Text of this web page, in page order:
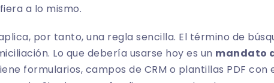
a lo mismo.
por tanto, una regla sencilla. El término de
Lo que debería usarse hoy es un mandato
formularios, campos de CRM o plantillas PDF con